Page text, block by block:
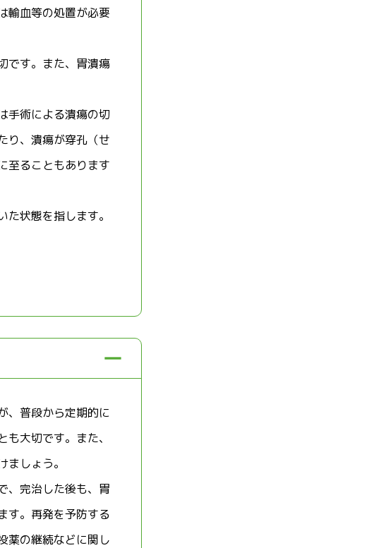
輸血等の処置が必要
です。また、胃潰瘍
手術による潰瘍の切
り、潰瘍が穿孔（せ
至ることもあります
状態を指します。
、普段から定期的に
大切です。また、
しょう。
、完治した後も、胃
す。再発を予防する
薬の継続などに関し